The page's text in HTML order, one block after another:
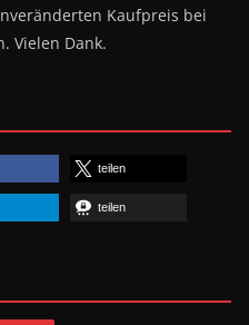
Kaufpreis bei
Vielen Dank.
teilen
teilen